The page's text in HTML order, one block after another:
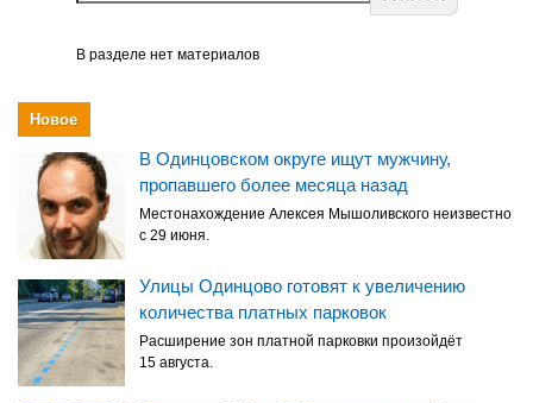
В разделе нет материалов
Новое
В Одинцовском округе ищут мужчину,
пропавшего более месяца назад
Местонахождение Алексея Мышоливского неизвестно
с 29 июня.
Улицы Одинцово готовят к увеличению
количества платных парковок
Расширение зон платной парковки произойдёт
15 августа.